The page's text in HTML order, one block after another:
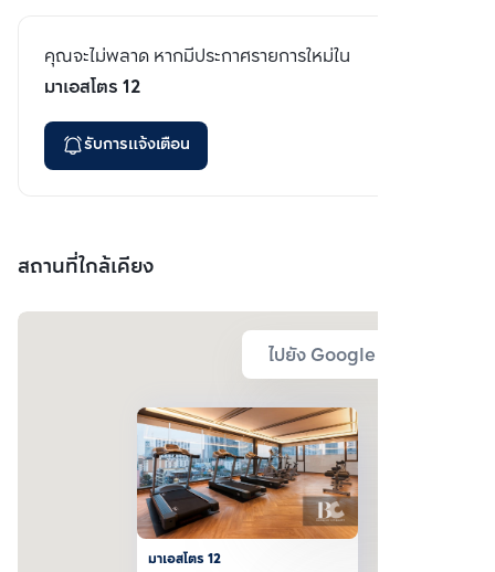
คุณจะไม่พลาด หากมีประกาศรายการใหม่ใน
มาเอสโตร 12
รับการแจ้งเตือน
สถานที่ใกล้เคียง
ไปยัง Google Map
มาเอสโตร 12